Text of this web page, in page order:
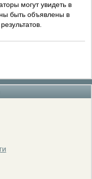
могут увидеть в
быть объявлены в